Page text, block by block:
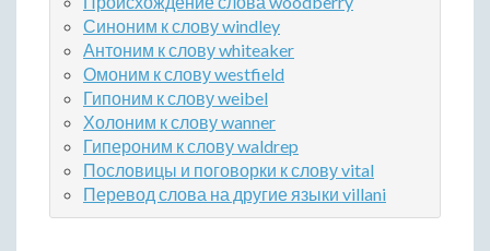
Синоним к слову windley
Антоним к слову whiteaker
Омоним к слову westfield
Гипоним к слову weibel
Холоним к слову wanner
Гипероним к слову waldrep
Пословицы и поговорки к слову vital
Перевод слова на другие языки villani